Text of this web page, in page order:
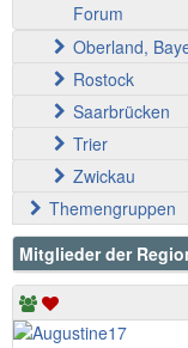
Forum
Oberland,
Rostock
Saarbrücken
Trier
Zwickau
Themengruppen
Mitglieder der